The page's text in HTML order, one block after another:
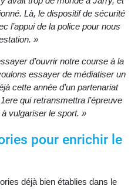
Là, le dispositif de sécurité
l’appui de la police pour nous
»
d’ouvrir notre course à la
essayer de médiatiser un
cette année d’un partenariat
qui retransmettra l’épreuve
vulgariser le sport. »
pour enrichir le
déjà bien établies dans le